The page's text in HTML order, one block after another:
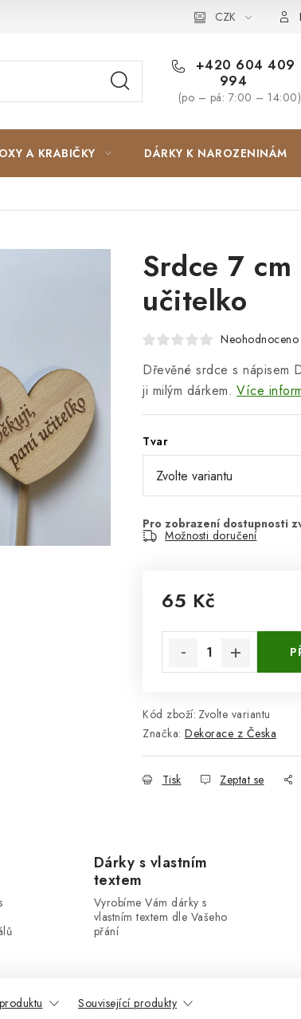
Zakázková výroba
CZK
+420 604 409
994
(po – pá: 7:00 – 14:00)
A KRABIČKY DÁRKY K NAROZENINÁM
Srdce 7
učitelko
Neohodnoceno
Dřevěné srdce s nápisem
ji milým dárkem. Více
Tvar
Možnosti doručení
65 Kč
Kód zboží: Zvolte variantu
Značka: Dekorace z Česka
Tisk Zeptat se
Dárky s vlastním
textem
Vyrobíme Vám dárky s
vlastním textem dle Vašeho
přání
Související produkty